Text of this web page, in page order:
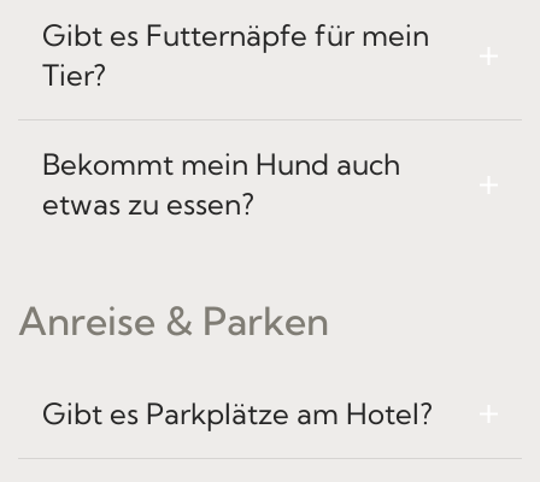
Gibt es Futternäpfe für mein
Tier?
Bekommt mein Hund auch
etwas zu essen?
Anreise & Parken
Gibt es Parkplätze am Hotel?